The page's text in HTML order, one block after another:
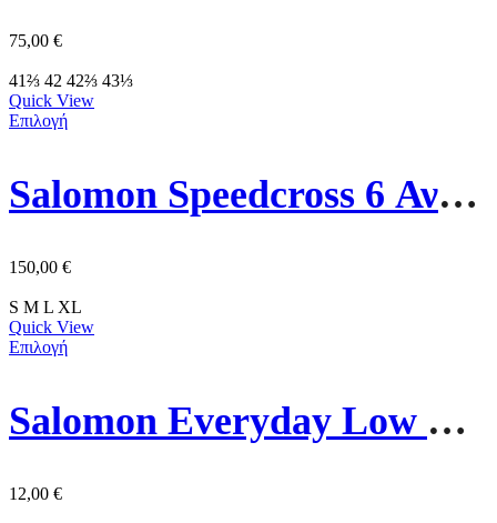
75,00 €
41⅔ 42 42⅔ 43⅓
Quick View
Επιλογή
Salomon Speedcross 6 Ανδρικό Παπούτσι 492251 Μάυρο-Κόκκινο
150,00 €
S M L XL
Quick View
Επιλογή
Salomon Everyday Low Unisex Κάλτσες C20871 3pack
12,00 €